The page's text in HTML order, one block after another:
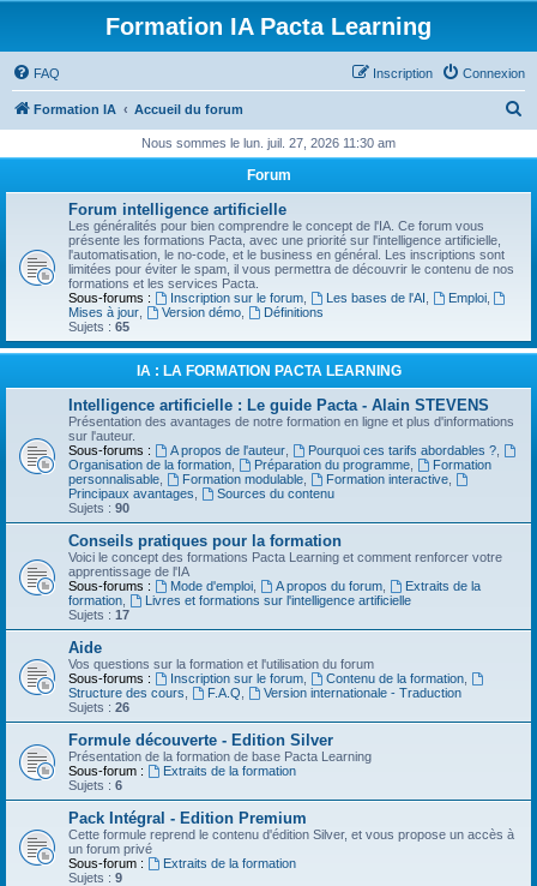
Formation IA Pacta Learning
FAQ Connexion
Inscription
Formation IA Accueil du forum
h
e
Nous sommes le lun. juil. 27, 2026 11:30 am
Forum
Forum intelligence artificielle
Les généralités pour bien comprendre le concept de l'IA. Ce forum vous
présente les formations Pacta, avec une priorité sur l'intelligence artificielle,
l'automatisation, le no-code, et le business en général. Les inscriptions sont
limitées pour éviter le spam, il vous permettra de découvrir le contenu de nos
formations et les services Pacta.
Sous-forums :
Inscription sur le forum, Les bases de l'AI Emploi,
Mises à jour
Version démo,
Définitions
Sujets : 65
IA : LA FORMATION PACTA LEARNING
Intelligence artificielle : Le guide Pacta - Alain STEVENS
Présentation des avantages de notre formation en ligne et plus d'informations
sur l'auteur.
Sous-forums :
A propos de l'auteur, Pourquoi ces tarifs abordables ?,
Organisation de la formation
Préparation du programme,
Formation
personnalisable
Formation modulable, Formation interactive,
Principaux avantages
Sources du contenu
Sujets : 90
Conseils pratiques pour la formation
Voici le concept des formations Pacta Learning et comment renforcer votre
apprentissage de l'IA
Sous-forums :
Mode d'emploi, A propos du forum,
Extraits de la
formation
Livres et formations sur l'intelligence artificielle
Sujets : 17
Aide
Vos questions sur la formation et l'utilisation du forum
Sous-forums :
Inscription sur le forum, Contenu de la formation,
Structure des cours
F.A.Q
Version internationale - Traduction
Sujets : 26
Formule découverte - Edition Silver
Présentation de la formation de base Pacta Learning
Sous-forum :
Extraits de la formation
Sujets : 6
Pack Intégral - Edition Premium
Cette formule reprend le contenu d'édition Silver, et vous propose un accès à
un forum privé
Sous-forum :
Extraits de la formation
Sujets : 9